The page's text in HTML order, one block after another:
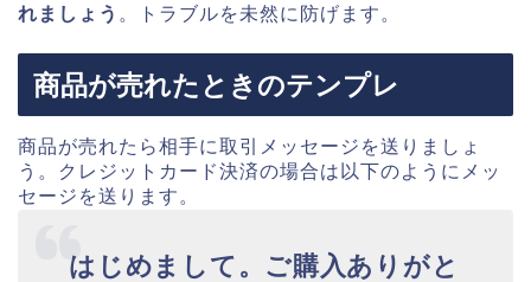
れましょう 。トラブルを未然に防げます。
商品が売れたときのテンプレ
商品が売れたら相手に取引メッセージを送りましょ
う。クレジットカード決済の場合は以下のようにメッ
セージを送ります。
はじめまして。ご購入ありがと